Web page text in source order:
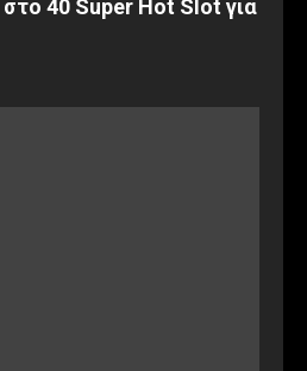
40 Super Hot Slot για